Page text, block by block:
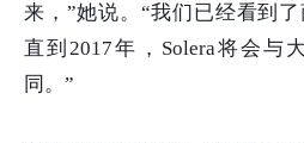
来，”她说。“我们已经看到了
直到2017年，Solera将会与
同。”